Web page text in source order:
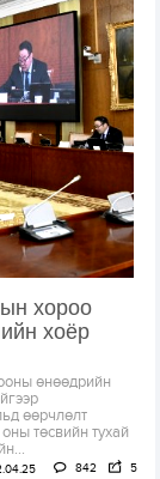
хороо
хоёр
өнөөдрийн
өөрчлөлт
төсвийн тухай
842 5